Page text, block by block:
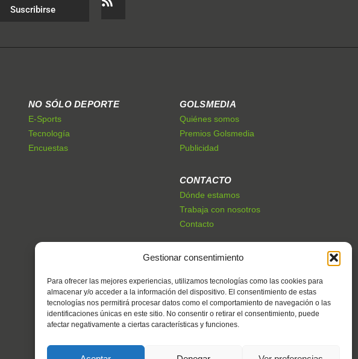
Gestionar consentimiento
Para ofrecer las mejores experiencias, utilizamos tecnologías como las cookies para
almacenar y/o acceder a la información del dispositivo. El consentimiento de estas
tecnologías nos permitirá procesar datos como el comportamiento de navegación o las
identificaciones únicas en este sitio. No consentir o retirar el consentimiento, puede
afectar negativamente a ciertas características y funciones.
Suscribirse
NO SÓLO DEPORTE
E-Sports
Tecnología
Encuestas
GOLSMEDIA
Quiénes somos
Premios Golsmedia
Publicidad
CONTACTO
Dónde estamos
Trabaja con nosotros
Contacto